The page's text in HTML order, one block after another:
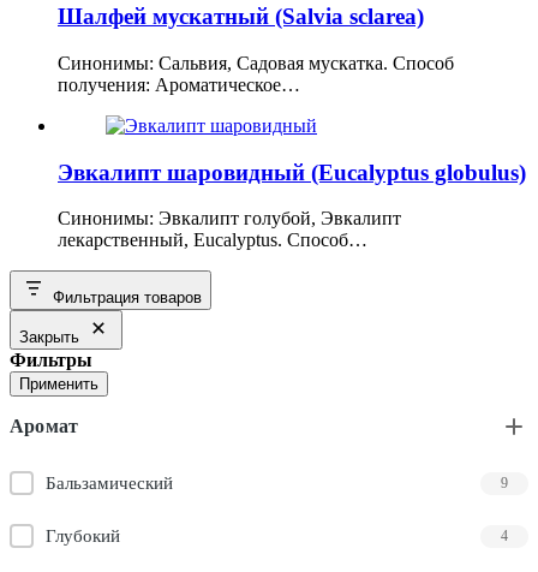
Шалфей мускатный (Salvia sclarea)
Синонимы: Сальвия, Садовая мускатка. Способ
получения: Ароматическое…
Эвкалипт шаровидный (Eucalyptus globulus)
Синонимы: Эвкалипт голубой, Эвкалипт
лекарственный, Eucalyptus. Способ…
Фильтрация товаров
Закрыть
Фильтры
Применить
Аромат
Бальзамический 9
Глубокий 4